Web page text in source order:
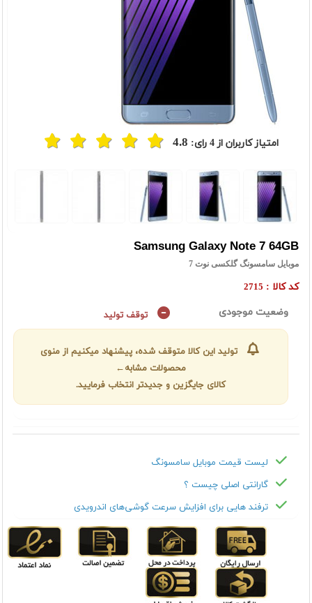
امتیاز کاربران از4 رای: 4.8
Samsung Galaxy Note 7 64GB
موبایل سامسونگ گلکسی نوت 7
کد کالا : 2715
وضعیت موجودی توقف تولید
تولید این کالا متوقف شده، پیشنهاد میکنیم از منوی
محصولات مشابه←
کالای جایگزین و جدیدتر انتخاب فرمایید.
لیست قیمت موبایل سامسونگ
گارانتی اصلی چیست ؟
ترفند هایی برای افزایش سرعت گوشی‌های اندرویدی